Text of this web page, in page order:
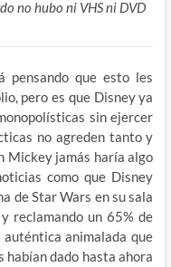
no hubo ni VHS ni DVD
pensando que esto les
pero es que Disney ya
sin ejercer
no agreden tanto y
Mickey jamás haría algo
como que Disney
de Star Wars en su sala
reclamando un 65% de
animalada que
habían dado hasta ahora